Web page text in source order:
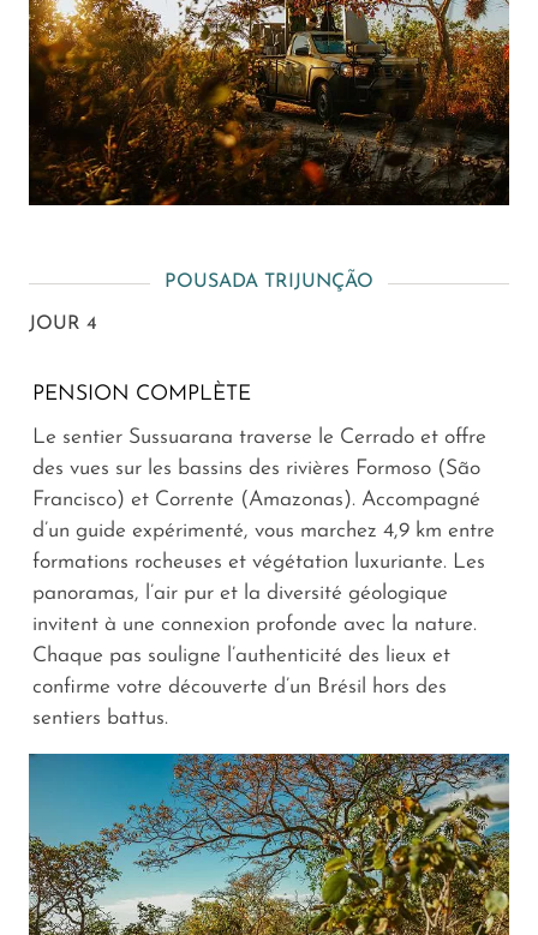
POUSADA TRIJUNÇÃO
JOUR 4
PENSION COMPLÈTE
Le sentier Sussuarana traverse le Cerrado et offre
des vues sur les bassins des rivières Formoso (São
Francisco) et Corrente (Amazonas). Accompagné
d’un guide expérimenté, vous marchez 4,9 km entre
formations rocheuses et végétation luxuriante. Les
panoramas, l’air pur et la diversité géologique
invitent à une connexion profonde avec la nature.
Chaque pas souligne l’authenticité des lieux et
confirme votre découverte d’un Brésil hors des
sentiers battus.